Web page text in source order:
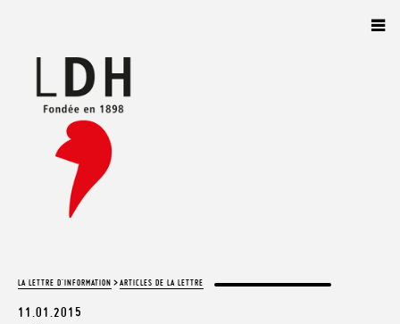
LA LETTRE D'INFORMATION >ARTICLES DE LA LETTRE
11.01.2015